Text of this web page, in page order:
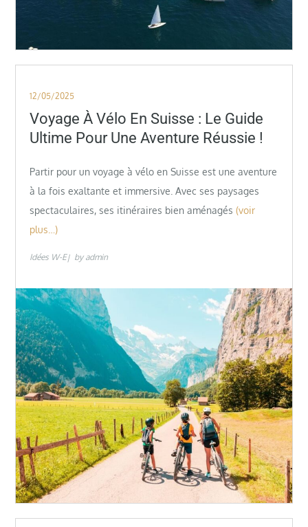
Posted
on
12/05/2025
Voyage À Vélo En Suisse : Le Guide
Ultime Pour Une Aventure Réussie !
Partir pour un voyage à vélo en Suisse est une aventure
à la fois exaltante et immersive. Avec ses paysages
spectaculaires, ses itinéraires bien aménagés (voir
plus…)
Idées W-E by admin